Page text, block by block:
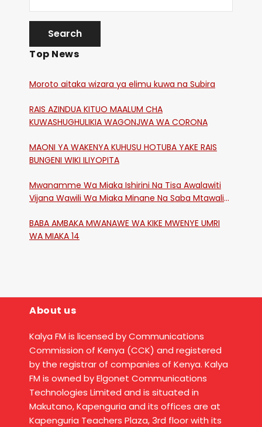
Top News
Moroto aitaka wizara ya elimu kuwa na Subira
RAIS AZINDUA KITUO MAALUM CHA
KUWASHUGHULIKIA WAGONJWA WA CORONA
MAONI YA WAKENYA KUHUSU HOTUBA YAKE RAIS
BUNGENI WIKI ILIYOPITA
Mwanamme Wa Miaka Ishirini Na Tisa Awalawiti
Vijana Wawili Wa Miaka Minane Na Saba Mtawalia
BABA AMBAKA MWANAWE WA KIKE MWENYE UMRI
WA MIAKA 14
About us
Kalya FM is licensed by Communications
Commission of Kenya (CCK) and registered
by the registrar of companies of Kenya. Kalya
FM is owned by Elgonet Communications
Technologies Limited and is situated in
Makutano, Kapenguria and its offices are at
Kapenguria Teachers Plaza, 3rd floor with its